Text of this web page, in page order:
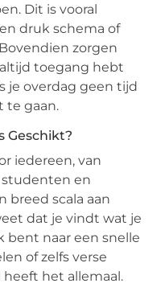
Dit is vooral
druk schema of
zorgen
toegang hebt
je overdag geen tijd
te gaan.
Geschikt?
iedereen, van
en
breed scala aan
dat je vindt wat je
bent naar een snelle
of zelfs verse
het allemaal.